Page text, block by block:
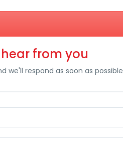
from you
we'll respond as soon as possible